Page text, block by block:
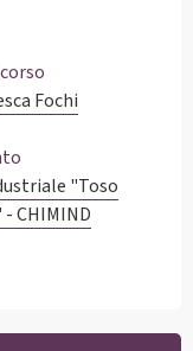
Fochi
"Toso
CHIMIND